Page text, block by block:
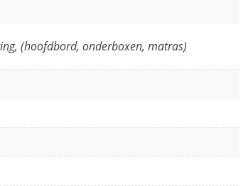
(hoofdbord, onderboxen, matras)